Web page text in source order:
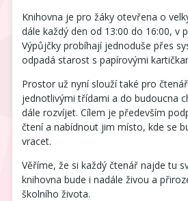
Knihovna je pro žáky otevřena o
dále každý den od 13:00 do 16:00, v
Výpůjčky probíhají jednoduše přes
odpadá starost s papírovými
Prostor už nyní slouží také pro
jednotlivými třídami a do budoucna
dále rozvíjet. Cílem je především
čtení a nabídnout jim místo, kde se
vracet.
Věříme, že si každý čtenář najde tu
knihovna bude i nadále živou a
školního života.